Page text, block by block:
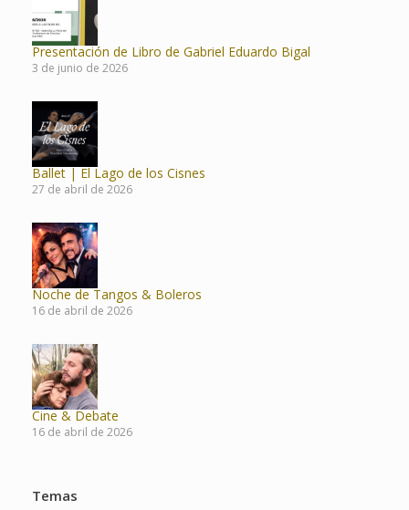
Presentación de Libro de Gabriel Eduardo Bigal
3 de junio de 2026
Ballet | El Lago de los Cisnes
27 de abril de 2026
Noche de Tangos & Boleros
16 de abril de 2026
Cine & Debate
16 de abril de 2026
Temas